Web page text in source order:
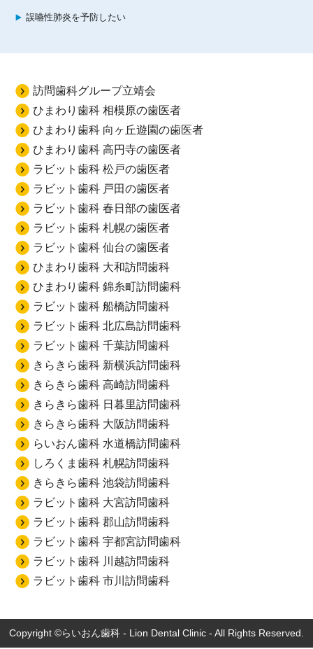
誤嚥性肺炎を予防したい
訪問歯科グループ立靖会
ひまわり歯科 相模原の歯医者
ひまわり歯科 向ヶ丘遊園の歯医者
ひまわり歯科 高円寺の歯医者
ラビット歯科 松戸の歯医者
ラビット歯科 戸田の歯医者
ラビット歯科 春日部の歯医者
ラビット歯科 札幌の歯医者
ラビット歯科 仙台の歯医者
ひまわり歯科 大和訪問歯科
ひまわり歯科 錦糸町訪問歯科
ラビット歯科 船橋訪問歯科
ラビット歯科 北広島訪問歯科
ラビット歯科 千葉訪問歯科
きらきら歯科 新横浜訪問歯科
きらきら歯科 高崎訪問歯科
きらきら歯科 日暮里訪問歯科
きらきら歯科 大阪訪問歯科
らいおん歯科 水道橋訪問歯科
しろくま歯科 札幌訪問歯科
きらきら歯科 池袋訪問歯科
ラビット歯科 大宮訪問歯科
ラビット歯科 郡山訪問歯科
ラビット歯科 宇都宮訪問歯科
ラビット歯科 川越訪問歯科
ラビット歯科 市川訪問歯科
Copyright ©らいおん歯科 - Lion Dental Clinic - All Rights Reserved.